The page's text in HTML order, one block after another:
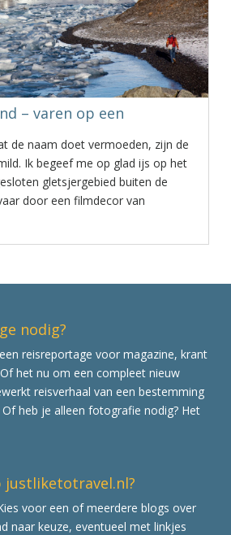
– varen op een
de naam doet vermoeden, zijn de
Ik begeef me op glad ijs op het
gletsjergebied buiten de
door een filmdecor van
nodig?
reisreportage voor magazine, krant
het nu om een compleet nieuw
reisverhaal van een bestemming
heb je alleen fotografie nodig? Het
justliketotravel.nl?
voor een of meerdere blogs over
naar keuze, eventueel met linkjes